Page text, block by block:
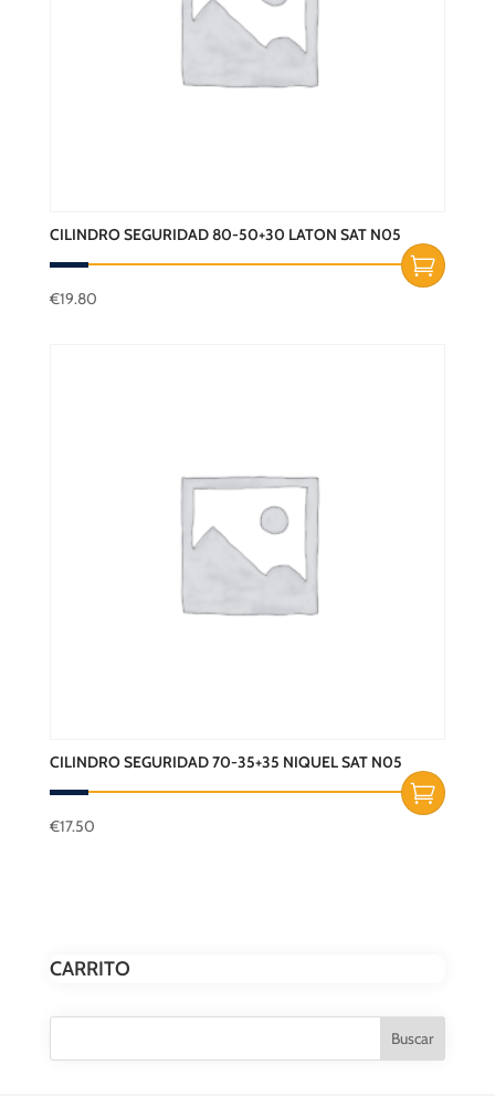
CILINDRO SEGURIDAD 80-50+30 LATON SAT N05
€19.80
CILINDRO SEGURIDAD 70-35+35 NIQUEL SAT N05
€17.50
CARRITO